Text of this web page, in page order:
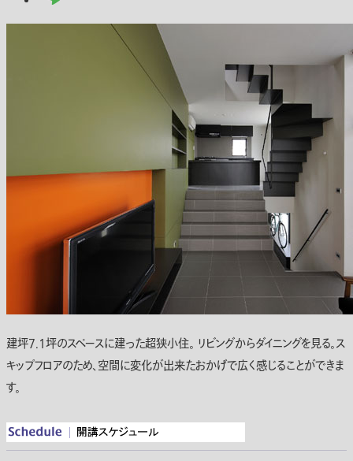
建坪7.1坪のスペースに建った超狭小住。 リビングからダイニングを見る。ス
キップフロアのため、空間に変化が出来たおかげで広く感じることができま
す。